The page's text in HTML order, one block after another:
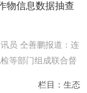
物信息数据抽查
员 仝善鹏报道：连
等部门组成联合督
栏目：生态